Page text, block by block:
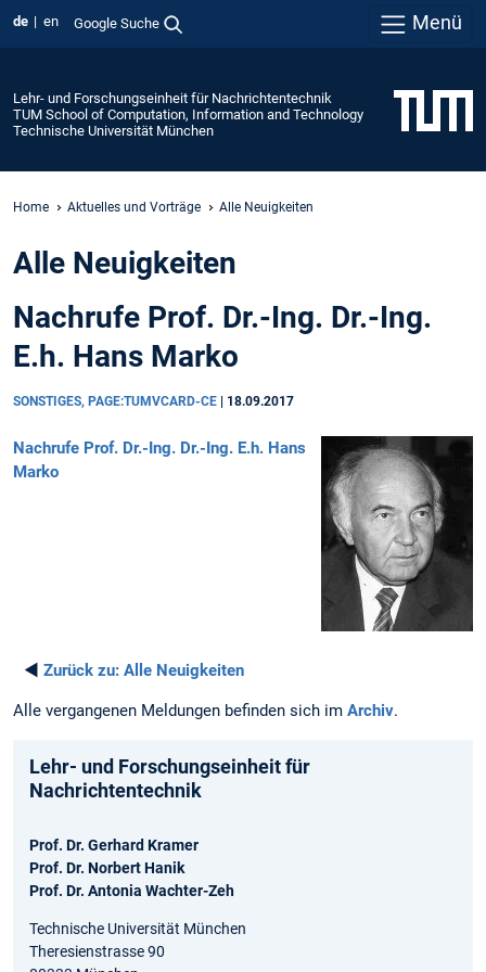
de en Google Suche Menü
Lehr- und Forschungseinheit für Nachrichtentechnik
TUM School of Computation, Information and Technology
Technische Universität München
Home Aktuelles und Vorträge Alle Neuigkeiten
Alle Neuigkeiten
Nachrufe Prof. Dr.-Ing. Dr.-Ing.
E.h. Hans Marko
SONSTIGES, PAGE:TUMVCARD-CE 18.09.2017
Nachrufe Prof. Dr.-Ing. Dr.-Ing. E.h. Hans
Marko
◄ Zurück zu: Alle Neuigkeiten
Alle vergangenen Meldungen befinden sich im Archiv.
Lehr- und Forschungseinheit für
Nachrichtentechnik
Prof. Dr. Gerhard Kramer
Prof. Dr. Norbert Hanik
Prof. Dr. Antonia Wachter-Zeh
Technische Universität München
Theresienstrasse 90